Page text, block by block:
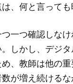
、何と言っても
一つ確認しな
しかし、デジ
、教師は他の
が増え続ける